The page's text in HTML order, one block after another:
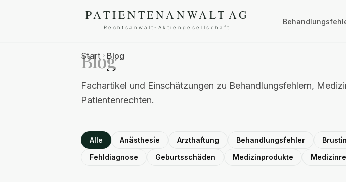
Start Blog
Blog
Fachartikel und Einschätzungen zu Behandlungsfehlern,
Patientenrechten.
Alle Anästhesie Arzthaftung Behandlungsfehler
Fehldiagnose
Geburtsschäden Medizinprodukte